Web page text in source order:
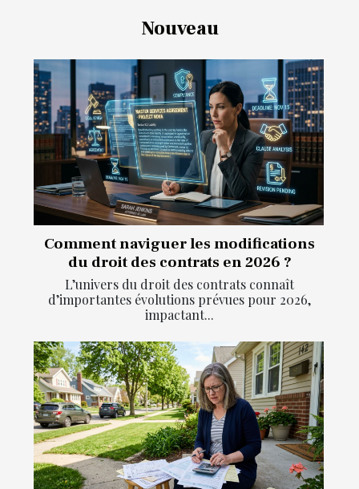
Nouveau
Comment naviguer les modifications
du droit des contrats en 2026 ?
L’univers du droit des contrats connaît
d’importantes évolutions prévues pour 2026,
impactant...